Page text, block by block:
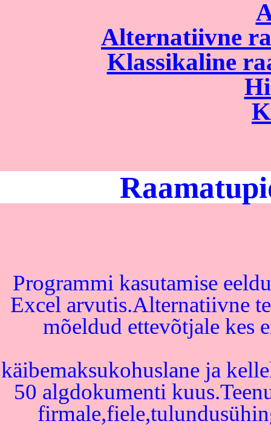
Alternatiivne
Klassikaline
Programmi kasutamise
Excel arvutis.Alternatiivne
mõeldud ettevõtjale kes
käibemaksukohuslane ja
50 algdokumenti